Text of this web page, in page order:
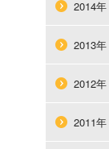
2014年
2013年
2012年
2011年